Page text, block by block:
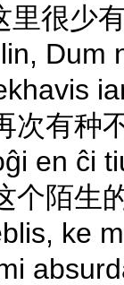
很少
Dum
次有种
en ĉi
个陌生
ke